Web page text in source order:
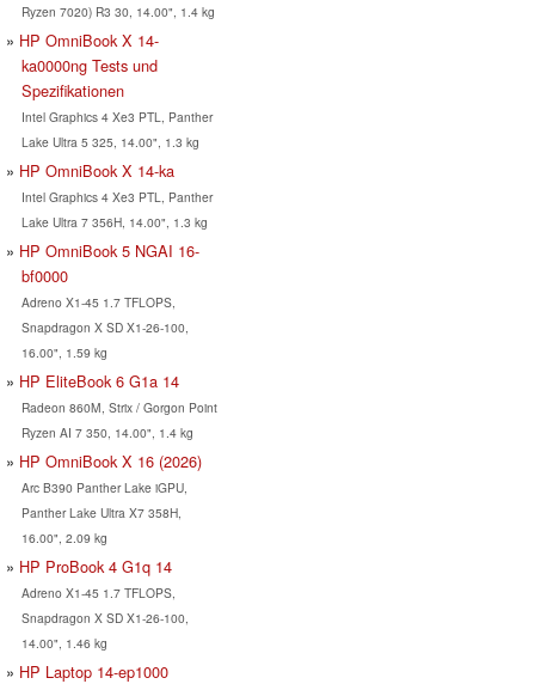
Ryzen 7020) R3 30, 14.00", 1.4 kg
HP OmniBook X 14-
ka0000ng Tests und
Spezifikationen
Intel Graphics 4 Xe3 PTL, Panther
Lake Ultra 5 325, 14.00", 1.3 kg
HP OmniBook X 14-ka
Intel Graphics 4 Xe3 PTL, Panther
Lake Ultra 7 356H, 14.00", 1.3 kg
HP OmniBook 5 NGAI 16-
bf0000
Adreno X1-45 1.7 TFLOPS,
Snapdragon X SD X1-26-100,
16.00", 1.59 kg
HP EliteBook 6 G1a 14
Radeon 860M, Strix / Gorgon Point
Ryzen AI 7 350, 14.00", 1.4 kg
HP OmniBook X 16 (2026)
Arc B390 Panther Lake iGPU,
Panther Lake Ultra X7 358H,
16.00", 2.09 kg
HP ProBook 4 G1q 14
Adreno X1-45 1.7 TFLOPS,
Snapdragon X SD X1-26-100,
14.00", 1.46 kg
HP Laptop 14-ep1000